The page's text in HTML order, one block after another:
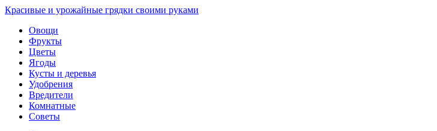
Красивые и урожайные грядки своими руками
Овощи
Фрукты
Цветы
Ягоды
Кусты и деревья
Удобрения
Вредители
Комнатные
Советы